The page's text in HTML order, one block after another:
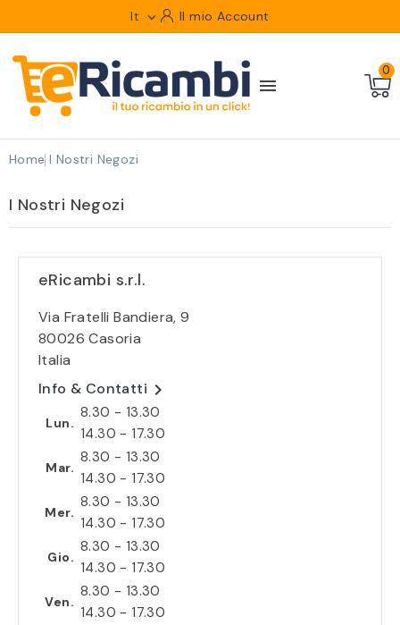
It  Il mio Account

0
Home I Nostri Negozi
I Nostri Negozi
eRicambi s.r.l.
Via Fratelli Bandiera, 9
80026 Casoria
Italia
Info & Contatti 
Lun.
8.30 - 13.30
14.30 - 17.30
Mar.
8.30 - 13.30
14.30 - 17.30
Mer.
8.30 - 13.30
14.30 - 17.30
Gio.
8.30 - 13.30
14.30 - 17.30
Ven.
8.30 - 13.30
14.30 - 17.30